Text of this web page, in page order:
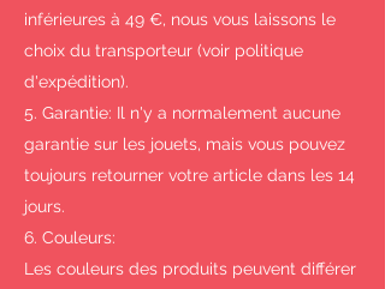
inférieures à 49 €, nous vous laissons le
choix du transporteur (voir politique
d'expédition).
5. Garantie: Il n'y a normalement aucune
garantie sur les jouets, mais vous pouvez
toujours retourner votre article dans les 14
jours.
6. Couleurs:
Les couleurs des produits peuvent différer